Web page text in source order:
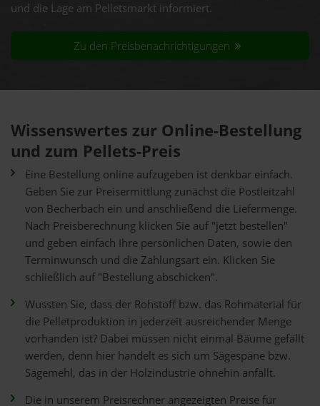
und die Lage am Pelletsmarkt informiert.
Zu den Preisbenachrichtigungen
Wissenswertes zur Online-Bestellung
und zum Pellets-Preis
Eine Bestellung online aufzugeben ist denkbar einfach.
Geben Sie zur Preisermittlung zunächst die Postleitzahl
von Becherbach ein und anschließend die Liefermenge.
Nach Preisberechnung klicken Sie auf "jetzt bestellen"
und geben einfach Ihre persönlichen Daten, sowie den
Terminwunsch und die Zahlungsart ein. Klicken Sie
schließlich auf "Bestellung abschicken".
Wussten Sie, dass der Rohstoff bzw. das Rohmaterial für
die Pelletproduktion in jederzeit ausreichender Menge
vorhanden ist? Dabei müssen nicht einmal Bäume gefällt
werden, denn hier handelt es sich um Sägespäne bzw.
Sägemehl, das in der Holzindustrie ohnehin anfällt.
Die in unserem Preisrechner angezeigten Preise für